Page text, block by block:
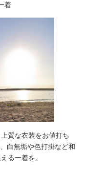
着
質な衣装をお値打ち
白無垢や色打掛など和
る一着を。